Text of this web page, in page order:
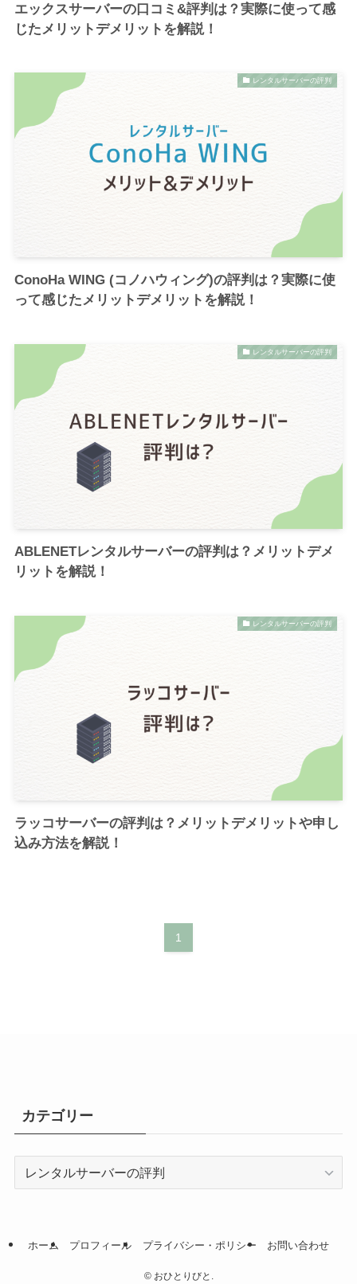
エックスサーバーの口コミ&評判は？実際に使って感
じたメリットデメリットを解説！
レンタルサーバーの評判
ConoHa WING (コノハウィング)の評判は？実際に使
って感じたメリットデメリットを解説！
レンタルサーバーの評判
ABLENETレンタルサーバーの評判は？メリットデメ
リットを解説！
レンタルサーバーの評判
ラッコサーバーの評判は？メリットデメリットや申し
込み方法を解説！
1
カテゴリー
ホーム プロフィール プライバシー・ポリシー お問い合わせ
©おひとりびと.